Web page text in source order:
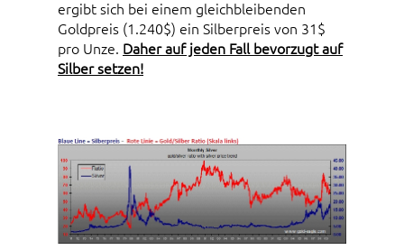
ergibt sich bei einem gleichbleibenden
Goldpreis (1.240$) ein Silberpreis von 31$
pro Unze. Daher auf jeden Fall bevorzugt auf
Silber setzen!